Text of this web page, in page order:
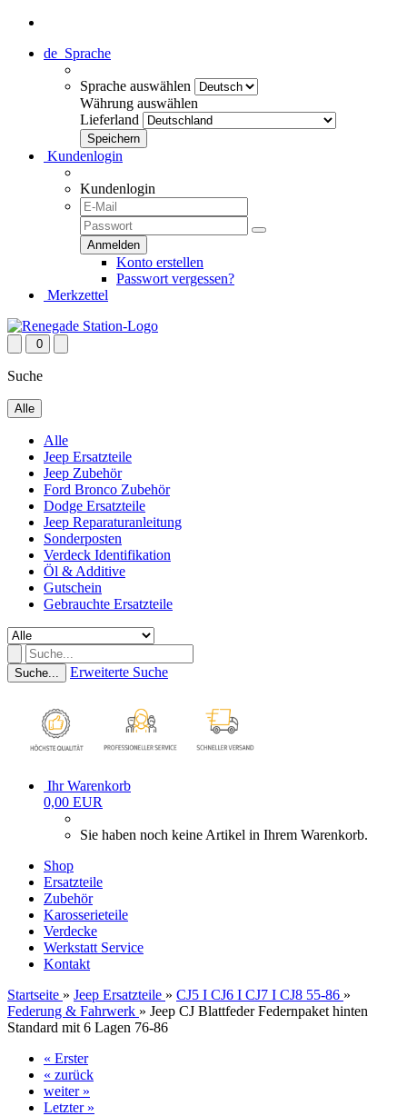
de Sprache
Sprache auswählen
Währung auswählen
Lieferland
Kundenlogin
Kundenlogin
Konto erstellen
Passwort vergessen?
Merkzettel
0
Suche
Alle
Alle
Jeep Ersatzteile
Jeep Zubehör
Ford Bronco Zubehör
Dodge Ersatzteile
Jeep Reparaturanleitung
Sonderposten
Verdeck Identifikation
Öl & Additive
Gutschein
Gebrauchte Ersatzteile
Suche... Erweiterte Suche
Ihr Warenkorb
0,00 EUR
Sie haben noch keine Artikel in Ihrem Warenkorb.
Shop
Ersatzteile
Zubehör
Karosserieteile
Verdecke
Werkstatt Service
Kontakt
Startseite » Jeep Ersatzteile » CJ5 I CJ6 I CJ7 I CJ8 55-86 »
Federung & Fahrwerk » Jeep CJ Blattfeder Federnpaket hinten
Standard mit 6 Lagen 76-86
« Erster
« zurück
weiter »
Letzter »